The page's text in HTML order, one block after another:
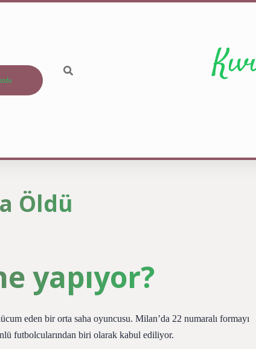
Öldü
yapıyor?
eden bir orta saha oyuncusu. Milan’da 22 numaralı formayı
futbolcularından biri olarak kabul ediliyor.